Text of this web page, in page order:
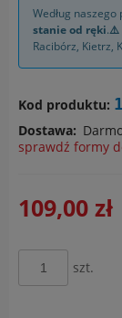
Według naszego
stanie od ręki.⚠️
Racibórz Kietrz
Kod produktu:
Dostawa:
Cena nie
sprawdź formy
109,00 zł
szt.